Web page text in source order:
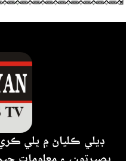
ڊيلي ڪلياڻ ۾ ڀلي ڪري